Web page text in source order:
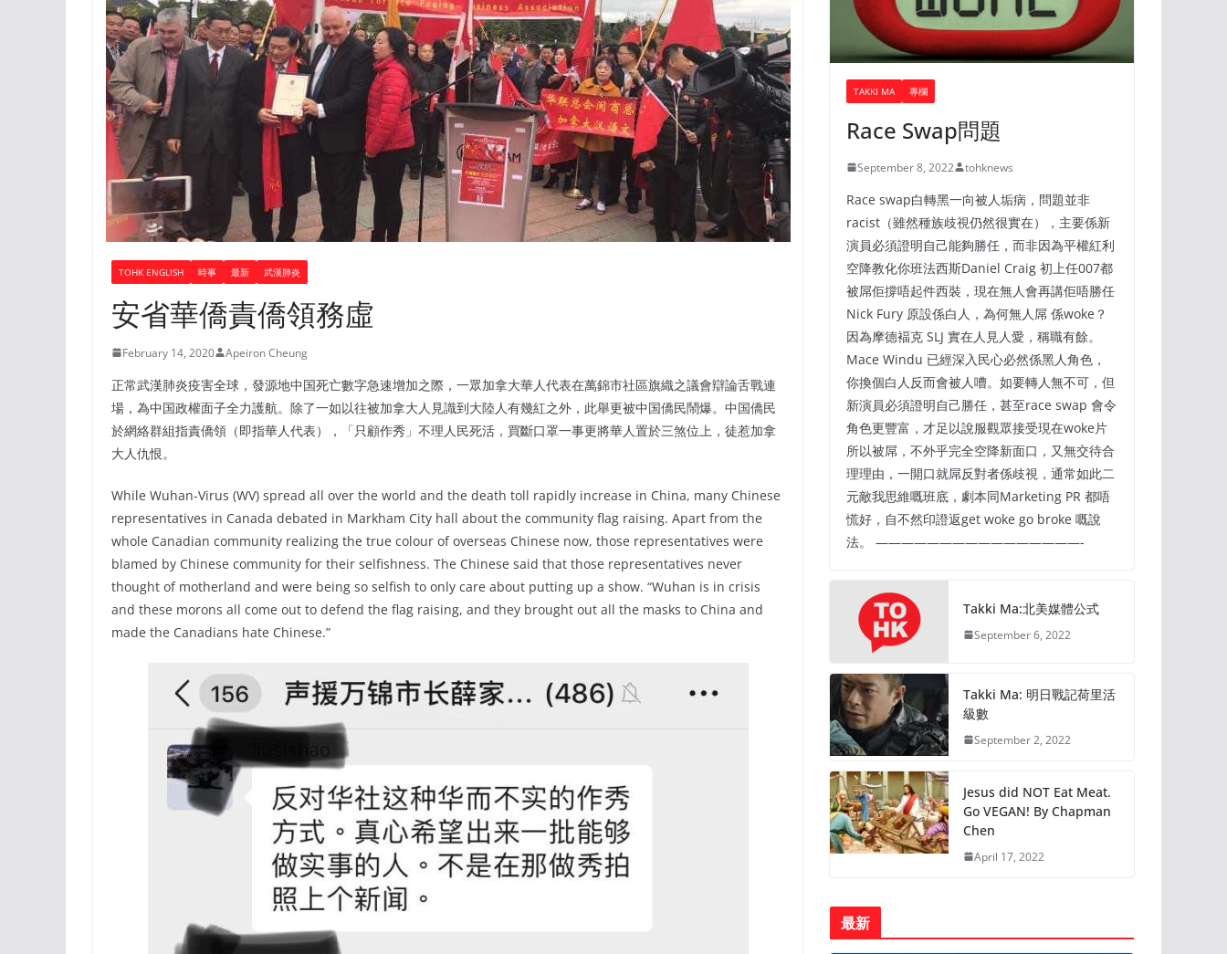
TOHK ENGLISH 時事 最新 武漢肺炎
安省華僑責僑領務虛
February 14, 2020 Apeiron Cheung
正常武漢肺炎疫害全球，發源地中国死亡數字急速增加之際，一眾加拿大華人代表在萬錦市社區旗織之議會辯論舌戰連
場，為中国政權面子全力護航。除了一如以往被加拿大人見識到大陸人有幾紅之外，此舉更被中国僑民鬧爆。中国僑民
於網絡群組指責僑領（即指華人代表），「只顧作秀」不理人民死活，買斷口罩一事更將華人置於三煞位上，徒惹加拿
大人仇恨。
While Wuhan-Virus (WV) spread all over the world and the death toll rapidly increase in China, many Chinese
representatives in Canada debated in Markham City hall about the community flag raising. Apart from the
whole Canadian community realizing the true colour of overseas Chinese now, those representatives were
blamed by Chinese community for their selfishness. The Chinese said that those representatives never
thought of motherland and were being so selfish to only care about putting up a show. “Wuhan is in crisis
and these morons all come out to defend the flag raising, and they brought out all the masks to China and
made the Canadians hate Chinese.”
TAKKI MA 專欄
Race Swap問題
September 8, 2022 tohknews
Race swap白轉黑一向被人垢病，問題並非
racist（雖然種族歧視仍然很實在），主要係新
演員必須證明自己能夠勝任，而非因為平權紅利
空降教化你班法西斯Daniel Craig 初上任007都
被屌佢撐唔起件西裝，現在無人會再講佢唔勝任
Nick Fury 原設係白人，為何無人屌 係woke？
因為摩德褔克 SLJ 實在人見人愛，稱職有餘。
Mace Windu 已經深入民心必然係黑人角色，
你換個白人反而會被人嘈。如要轉人無不可，但
新演員必須證明自己勝任，甚至race swap 會令
角色更豐富，才足以說服觀眾接受現在woke片
所以被屌，不外乎完全空降新面口，又無交待合
理理由，一開口就屌反對者係歧視，通常如此二
元敵我思維嘅班底，劇本同Marketing PR 都唔
慌好，自不然印證返get woke go broke 嘅說
法。 ————————————————-
Takki Ma:北美媒體公式
September 6, 2022
Takki Ma: 明日戰記荷里活
級數
September 2, 2022
Jesus did NOT Eat Meat.
Go VEGAN! By Chapman
Chen
April 17, 2022
最新